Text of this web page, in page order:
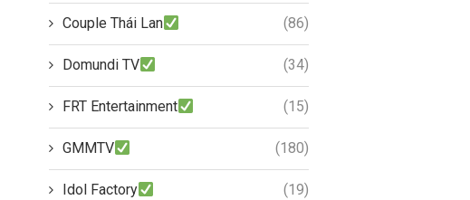
Couple Thái Lan (86)
Domundi TV (34)
FRT Entertainment (15)
GMMTV (180)
Idol Factory (19)